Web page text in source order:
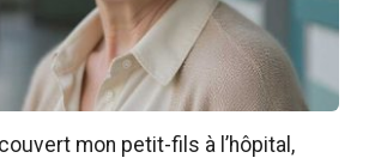
mon petit-fils à l’hôpital,